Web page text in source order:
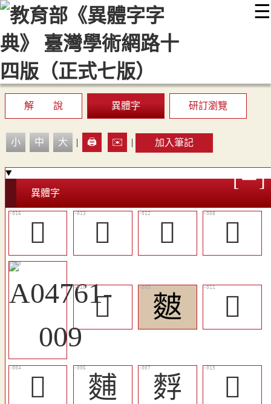
☰
::: 最新消息 常見問題 編輯說明
顯示模式
網站導覽
解 說 異體字 研訂瀏覽
小 中 大 | 🖨️ ✉️ | 加入筆記
異體字
󶽨 󶽦 󶽥 󶽢
󶽣 麬 󶽤
𪌻 麱 䴸 󶽧